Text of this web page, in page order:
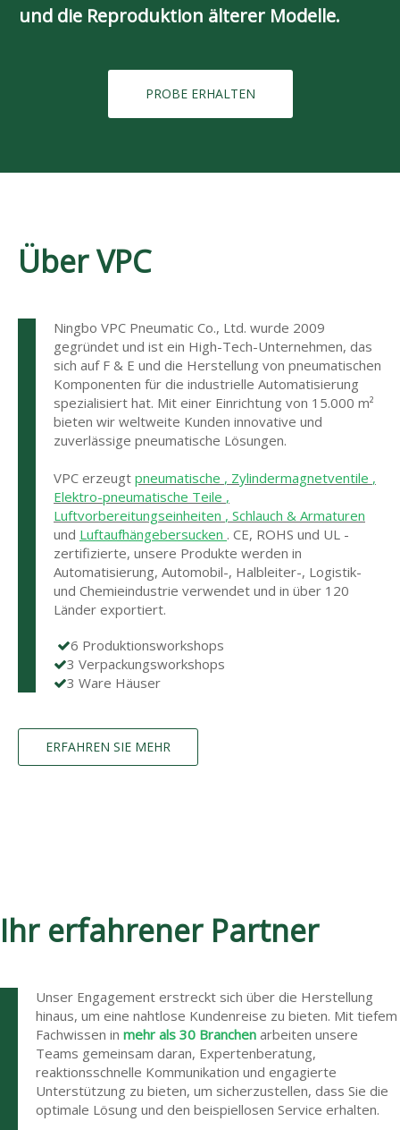
und die Reproduktion älterer Modelle.
PROBE ERHALTEN
Über VPC
Ningbo VPC Pneumatic Co., Ltd. wurde 2009
gegründet und ist ein High-Tech-Unternehmen, das
sich auf F & E und die Herstellung von pneumatischen
Komponenten für die industrielle Automatisierung
spezialisiert hat. Mit einer Einrichtung von 15.000 m²
bieten wir weltweite Kunden innovative und
zuverlässige pneumatische Lösungen.
VPC erzeugt pneumatische , Zylindermagnetventile ,
Elektro-pneumatische Teile ,
Luftvorbereitungseinheiten , Schlauch & Armaturen
und Luftaufhängebersucken . CE, ROHS und UL -
zertifizierte, unsere Produkte werden in
Automatisierung, Automobil-, Halbleiter-, Logistik-
und Chemieindustrie verwendet und in über 120
Länder exportiert.
6 Produktionsworkshops
3 Verpackungsworkshops
3 Ware Häuser
ERFAHREN SIE MEHR
Ihr erfahrener Partner
Unser Engagement erstreckt sich über die Herstellung
hinaus, um eine nahtlose Kundenreise zu bieten. Mit tiefem
Fachwissen in mehr als 30 Branchen arbeiten unsere
Teams gemeinsam daran, Expertenberatung,
reaktionsschnelle Kommunikation und engagierte
Unterstützung zu bieten, um sicherzustellen, dass Sie die
optimale Lösung und den beispiellosen Service erhalten.